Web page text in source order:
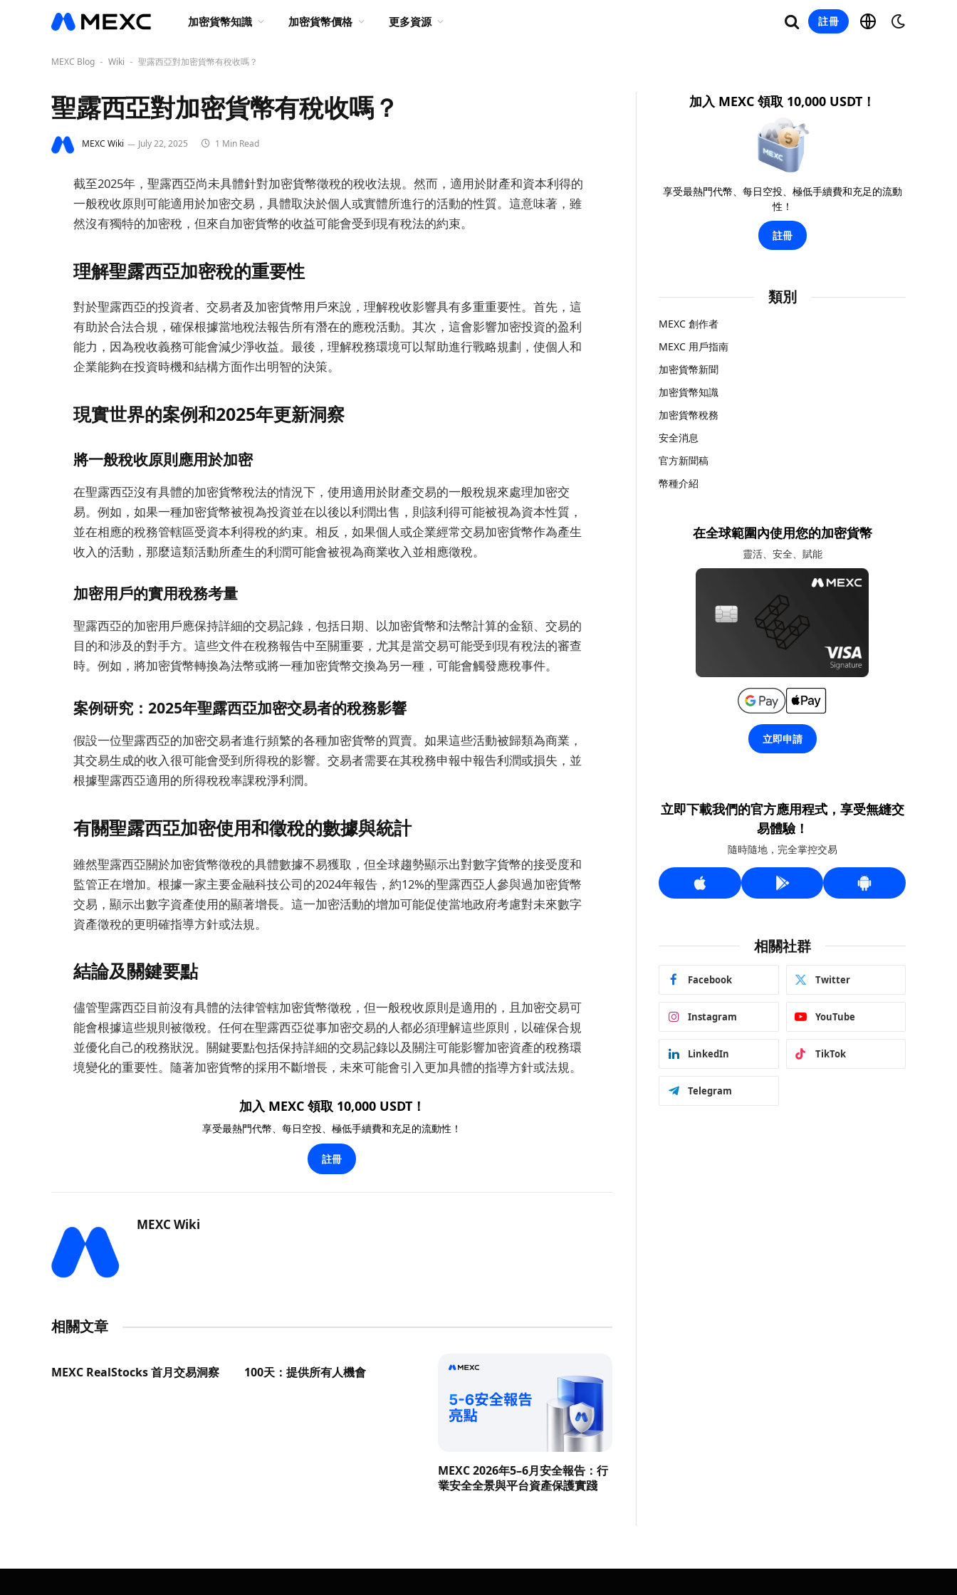
加密貨幣知識 加密貨幣價格 更多資源 註冊
MEXC Blog - Wiki - 聖露西亞對加密貨幣有稅收嗎？
聖露西亞對加密貨幣有稅收嗎？
MEXC Wiki July 22, 2025 1 Min Read
截至2025年，聖露西亞尚未具體針對加密貨幣徵稅的稅收法規。然而，適用於財產和資本利得的
一般稅收原則可能適用於加密交易，具體取決於個人或實體所進行的活動的性質。這意味著，雖
然沒有獨特的加密稅，但來自加密貨幣的收益可能會受到現有稅法的約束。
理解聖露西亞加密稅的重要性
對於聖露西亞的投資者、交易者及加密貨幣用戶來說，理解稅收影響具有多重重要性。首先，這
有助於合法合規，確保根據當地稅法報告所有潛在的應稅活動。其次，這會影響加密投資的盈利
能力，因為稅收義務可能會減少淨收益。最後，理解稅務環境可以幫助進行戰略規劃，使個人和
企業能夠在投資時機和結構方面作出明智的決策。
現實世界的案例和2025年更新洞察
將一般稅收原則應用於加密
在聖露西亞沒有具體的加密貨幣稅法的情況下，使用適用於財產交易的一般稅規來處理加密交
易。例如，如果一種加密貨幣被視為投資並在以後以利潤出售，則該利得可能被視為資本性質，
並在相應的稅務管轄區受資本利得稅的約束。相反，如果個人或企業經常交易加密貨幣作為產生
收入的活動，那麼這類活動所產生的利潤可能會被視為商業收入並相應徵稅。
加密用戶的實用稅務考量
聖露西亞的加密用戶應保持詳細的交易記錄，包括日期、以加密貨幣和法幣計算的金額、交易的
目的和涉及的對手方。這些文件在稅務報告中至關重要，尤其是當交易可能受到現有稅法的審查
時。例如，將加密貨幣轉換為法幣或將一種加密貨幣交換為另一種，可能會觸發應稅事件。
案例研究：2025年聖露西亞加密交易者的稅務影響
假設一位聖露西亞的加密交易者進行頻繁的各種加密貨幣的買賣。如果這些活動被歸類為商業，
其交易生成的收入很可能會受到所得稅的影響。交易者需要在其稅務申報中報告利潤或損失，並
根據聖露西亞適用的所得稅稅率課稅淨利潤。
有關聖露西亞加密使用和徵稅的數據與統計
雖然聖露西亞關於加密貨幣徵稅的具體數據不易獲取，但全球趨勢顯示出對數字貨幣的接受度和
監管正在增加。根據一家主要金融科技公司的2024年報告，約12%的聖露西亞人參與過加密貨幣
交易，顯示出數字資產使用的顯著增長。這一加密活動的增加可能促使當地政府考慮對未來數字
資產徵稅的更明確指導方針或法規。
結論及關鍵要點
儘管聖露西亞目前沒有具體的法律管轄加密貨幣徵稅，但一般稅收原則是適用的，且加密交易可
能會根據這些規則被徵稅。任何在聖露西亞從事加密交易的人都必須理解這些原則，以確保合規
並優化自己的稅務狀況。關鍵要點包括保持詳細的交易記錄以及關注可能影響加密資產的稅務環
境變化的重要性。隨著加密貨幣的採用不斷增長，未來可能會引入更加具體的指導方針或法規。
加入 MEXC 領取 10,000 USDT！
享受最熱門代幣、每日空投、極低手續費和充足的流動性！
註冊
MEXC Wiki
相關文章
MEXC RealStocks 首月交易洞察 100天：提供所有人機會
MEXC 2026年5–6月安全報告：行
業安全全景與平台資產保護實踐
加入 MEXC 領取 10,000 USDT！
享受最熱門代幣、每日空投、極低手續費和充足的流動
性！
註冊
類別
MEXC 創作者
MEXC 用戶指南
加密貨幣新聞
加密貨幣知識
加密貨幣稅務
安全消息
官方新聞稿
幣種介紹
在全球範圍內使用您的加密貨幣
靈活、安全、賦能
立即申請
立即下載我們的官方應用程式，享受無縫交
易體驗！
隨時隨地，完全掌控交易
相關社群
Facebook Twitter
Instagram YouTube
LinkedIn TikTok
Telegram